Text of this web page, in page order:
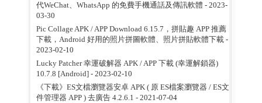
代WeChat、WhatsApp 的免費手機通話及傳訊軟體 - 2023-
03-30
Pic Collage APK / APP Download 6.15.7，拼貼趣 APP 推薦
下載，Android 好用的照片拼圖軟體、照片拼貼軟體下載-
2023-02-10
Lucky Patcher 幸運破解器 APK / APP 下載 (幸運解鎖器)
10.7.8 [Android] - 2023-02-10
《下載》ES文檔瀏覽器安卓 APK ( 原 ES檔案瀏覽器 / ES文
件管理器 APP ) 去廣告 4.2.6.1 - 2021-07-04